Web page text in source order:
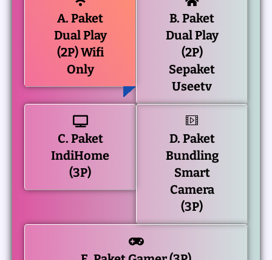
A. Paket
Dual Play
(2P) Wifi
Only
B. Paket
Dual Play
(2P)
Sepaket
Useetv
C. Paket
IndiHome
(3P)
D. Paket
Bundling
Smart
Camera
(3P)